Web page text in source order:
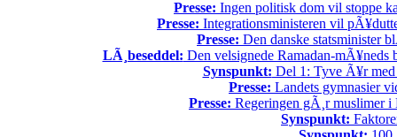
Presse: Ingen politisk dom vil stoppe
Presse: Integrationsministeren vil
Presse: Den danske statsminister
LÃ¸beseddel: Den velsignede Ramadan-mÃ¥neds
Synspunkt: Del 1: Tyve Ã¥r med
Presse: Landets gymnasier
Presse: Regeringen gÃ¸r muslimer
Synspunkt: